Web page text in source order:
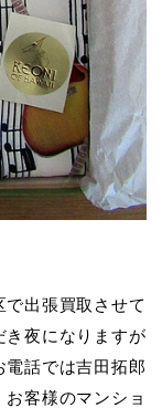
出張買取させて
き夜になりますが
電話では吉田拓郎
客様のマンショ